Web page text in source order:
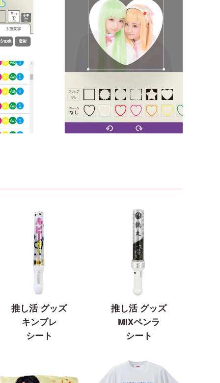
推し活 グッズ
キンブレ
シート
推し活 グッズ
MIXペンラ
シート